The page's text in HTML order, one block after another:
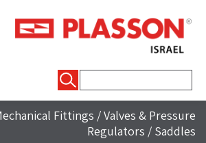
Fittings /Valves & Pressure
Regulators / Saddles